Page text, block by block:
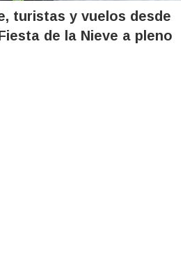
turistas y vuelos desde
de la Nieve a pleno